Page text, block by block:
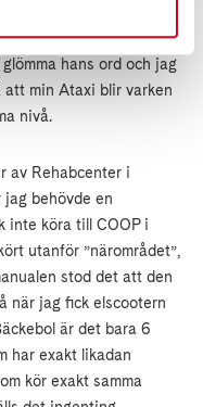
någon annan tror”
säga något som
hans ord och jag
att min Ataxi blir varken
nivå.
av Rehabcenter i
behövde en
inte köra till COOP i
utanför ”närområdet”,
stod det att den
när jag fick elscootern
är det bara 6
har exakt likadan
kör exakt samma